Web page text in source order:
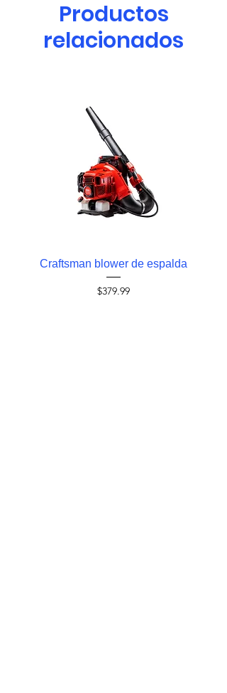
Productos
relacionados
Craftsman blower de espalda
Precio
$379.99